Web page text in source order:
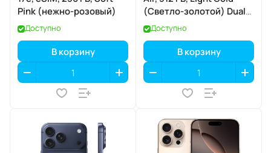
Pink (нежно-розовый)
Доступно
В корзину
(Светло-золотой) Dual
eSIM
Доступно
В корзину